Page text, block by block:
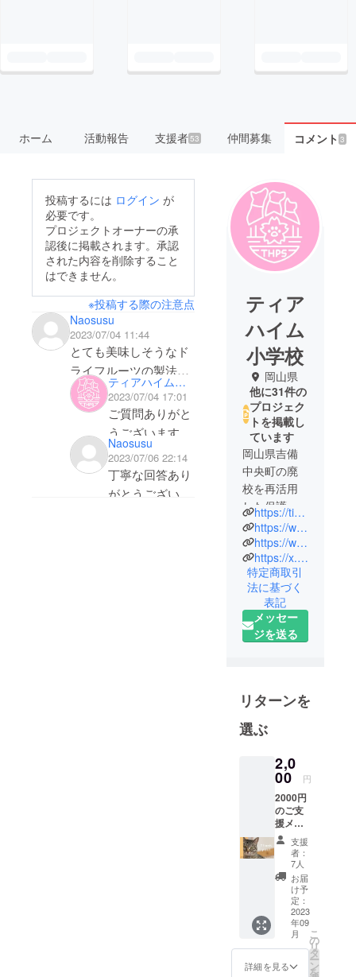
ホーム 活動報告 支援者53 仲間募集 コメント3
投稿するには ログイン が
必要です。
プロジェクトオーナーの承
認後に掲載されます。承認
された内容を削除すること
はできません。
※投稿する際の注意点
Naosusu
2023/07/04 11:44
とても美味しそうなド
ライフルーツの製法に
ついて質問です。独自
製法との事ですが、熱
は加えていますか？フ
ルーツそのもの以外に
何か添加しています
か？ローフード生活を
ティアハイム小学校
2023/07/04 17:01
ご質問ありがと
うございます。
王様のおやつは
独自のセミドラ
Naosusu
2023/07/06 22:14
丁寧な回答あり
がとうございま
ティア
ハイム
小学校
岡山県
他に31件の
プロジェク
トを掲載し
ています
岡山県吉備
中央町の廃
校を再活用
した保護ね
こ施設で
す。
保護猫活動
を「個人の
善意に依存
しすぎるの
ではなく、
社会の仕組
目的として
動資金源と
力企業との
コラボでク
ラウドファ
ンディング
を毎月行っ
ています。
また、ECサ
イト『ティ
アハイム小
部』
https://tierheim-ps.jp/
https://www.instagram.com/tierheim.p.s/?hl=ja
https://www.facebook.com/tierheim.okayama
https://x.com/tierheim_ps
特定商取引
法に基づく
表記
メッセー
ジを送る
リターンを
選ぶ
2,0
00 円
2000円
のご支
援メ
ニュー
※このメ
ニュー
にはド
ライフ
ルーツ
などの
リター
ン品の
お届け
はござ
支援
者：
7人
お届
け予
定：
2023
年09
月
詳細を見る
こ
の
リ
タ
ー
ン
を